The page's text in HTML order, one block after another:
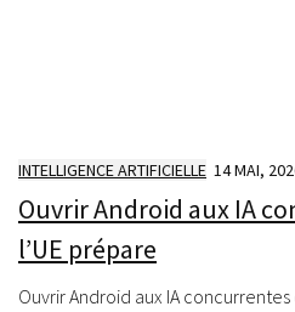
INTELLIGENCE ARTIFICIELLE 14 MAI,
Ouvrir Android aux IA
l’UE prépare
Ouvrir Android aux IA